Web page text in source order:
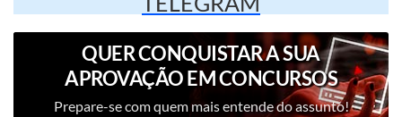
QUER CONQUISTAR A SUA
APROVAÇÃO EM CONCURSOS
PÚBLICOS?
Prepare-se com quem mais entende do assunto!